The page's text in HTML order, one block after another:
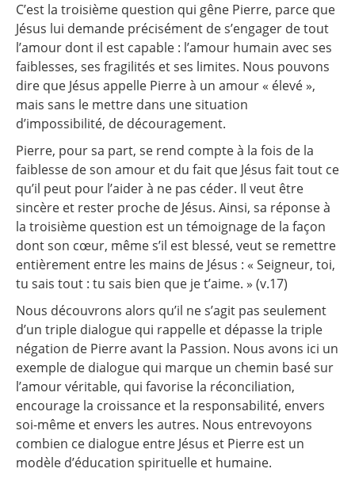
C’est la troisième question qui gêne Pierre, parce que
Jésus lui demande précisément de s’engager de tout
l’amour dont il est capable : l’amour humain avec ses
faiblesses, ses fragilités et ses limites. Nous pouvons
dire que Jésus appelle Pierre à un amour « élevé »,
mais sans le mettre dans une situation
d’impossibilité, de découragement.
Pierre, pour sa part, se rend compte à la fois de la
faiblesse de son amour et du fait que Jésus fait tout ce
qu’il peut pour l’aider à ne pas céder. Il veut être
sincère et rester proche de Jésus. Ainsi, sa réponse à
la troisième question est un témoignage de la façon
dont son cœur, même s’il est blessé, veut se remettre
entièrement entre les mains de Jésus : « Seigneur, toi,
tu sais tout : tu sais bien que je t’aime. » (v.17)
Nous découvrons alors qu’il ne s’agit pas seulement
d’un triple dialogue qui rappelle et dépasse la triple
négation de Pierre avant la Passion. Nous avons ici un
exemple de dialogue qui marque un chemin basé sur
l’amour véritable, qui favorise la réconciliation,
encourage la croissance et la responsabilité, envers
soi-même et envers les autres. Nous entrevoyons
combien ce dialogue entre Jésus et Pierre est un
modèle d’éducation spirituelle et humaine.